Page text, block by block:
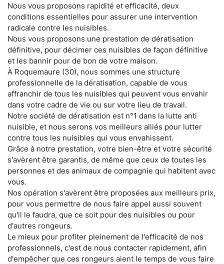
Nous vous proposons rapidité et efficacité, deux
conditions essentielles pour assurer une intervention
radicale contre les nuisibles.
Nous vous proposons une prestation de dératisation
définitive, pour décimer ces nuisibles de façon définitive
et les bannir pour de bon de votre maison.
À Roquemaure (30), nous sommes une structure
professionnelle de la dératisation, capable de vous
affranchir de tous les nuisibles qui peuvent vous envahir
dans votre cadre de vie ou sur votre lieu de travail.
Notre société de dératisation est n°1 dans la lutte anti
nuisible, et nous serons vos meilleurs alliés pour lutter
contre tous les nuisibles qui vous envahissent.
Grâce à notre prestation, votre bien-être et votre sécurité
s'avèrent être garantis, de même que ceux de toutes les
personnes et des animaux de compagnie qui habitent avec
vous.
Nos opération s'avèrent être proposées aux meilleurs prix,
pour vous permettre de nous faire appel aussi souvent
qu'il le faudra, que ce soit pour des nuisibles ou pour
d'autres rongeurs.
Le mieux pour profiter pleinement de l'efficacité de nos
professionnels, c'est de nous contacter rapidement, afin
d'empêcher que ces rongeurs aient le temps de vous faire